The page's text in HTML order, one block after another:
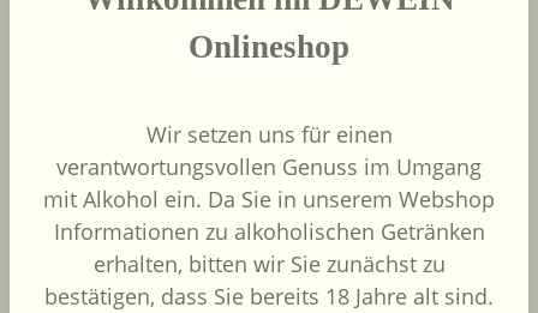
Regulärer Preis:
9,00 €
Inhalt:0.75 Liter(12,00 € / 1
Liter)UVP9,90 €
In den Warenkorb
Onlineshop
Wir setzen uns für einen
verantwortungsvollen Genuss im Umgang
mit Alkohol ein. Da Sie in unserem Webshop
Informationen zu alkoholischen Getränken
erhalten, bitten wir Sie zunächst zu
bestätigen, dass Sie bereits 18 Jahre alt sind.